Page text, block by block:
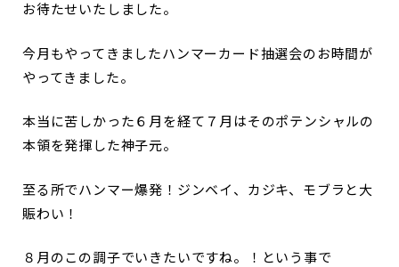
お待たせいたしました。
今月もやってきましたハンマーカード抽選会のお時間が
やってきました。
本当に苦しかった６月を経て７月はそのポテンシャルの
本領を発揮した神子元。
至る所でハンマー爆発！ジンベイ、カジキ、モブラと大
賑わい！
８月のこの調子でいきたいですね。！という事で